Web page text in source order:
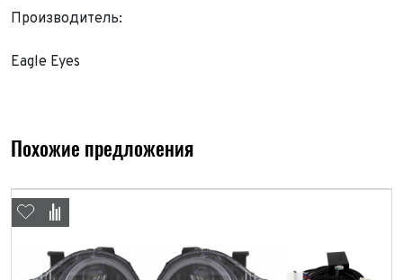
Производитель:
Eagle Eyes
Похожие предложенияОбратная связь
Имя*
Телефон*
Телефон*
Заявка на оценку
ФИО*